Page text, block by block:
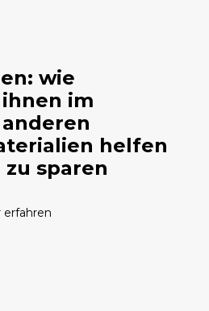
wie
im
helfen
sparen
erfahren